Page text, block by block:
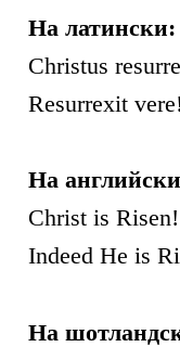
На латински:
Christus
Resurrexit vere!
На
Christ is Risen!
Indeed He is
На